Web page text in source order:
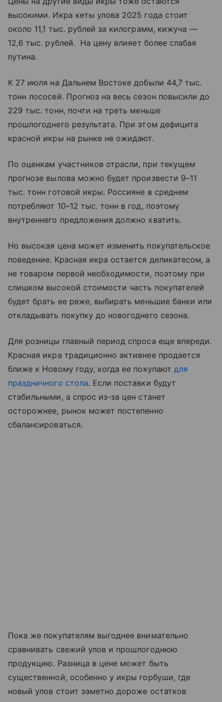
высокими. Икра кеты улова 2025 года стоит
около 11,1 тыс. рублей за килограмм, кижуча —
12,6 тыс. рублей. На цену влияет более слабая
путина.
К 27 июля на Дальнем Востоке добыли 44,7 тыс.
тонн лососей. Прогноз на весь сезон повысили до
229 тыс. тонн, почти на треть меньше
прошлогоднего результата. При этом дефицита
красной икры на рынке не ожидают.
По оценкам участников отрасли, при текущем
прогнозе вылова можно будет произвести 9–11
тыс. тонн готовой икры. Россияне в среднем
потребляют 10–12 тыс. тонн в год, поэтому
внутреннего предложения должно хватить.
Но высокая цена может изменить покупательское
поведение. Красная икра остается деликатесом, а
не товаром первой необходимости, поэтому при
слишком высокой стоимости часть покупателей
будет брать ее реже, выбирать меньшие банки или
откладывать покупку до новогоднего сезона.
Для розницы главный период спроса еще впереди.
Красная икра традиционно активнее продается
ближе к Новому году, когда ее покупают для
праздничного стола. Если поставки будут
стабильными, а спрос из-за цен станет
осторожнее, рынок может постепенно
сбалансироваться.
Пока же покупателям выгоднее внимательно
сравнивать свежий улов и прошлогоднюю
продукцию. Разница в цене может быть
существенной, особенно у икры горбуши, где
новый улов стоит заметно дороже остатков